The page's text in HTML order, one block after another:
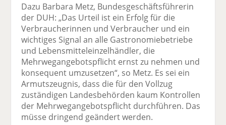
Dazu Barbara Metz, Bundesgeschäftsführerin
der DUH: „Das Urteil ist ein Erfolg für die
Verbraucherinnen und Verbraucher und ein
wichtiges Signal an alle Gastronomiebetriebe
und Lebensmitteleinzelhändler, die
Mehrwegangebotspflicht ernst zu nehmen und
konsequent umzusetzen“, so Metz. Es sei ein
Armutszeugnis, dass die für den Vollzug
zuständigen Landesbehörden kaum Kontrollen
der Mehrwegangebotspflicht durchführen. Das
müsse dringend geändert werden.